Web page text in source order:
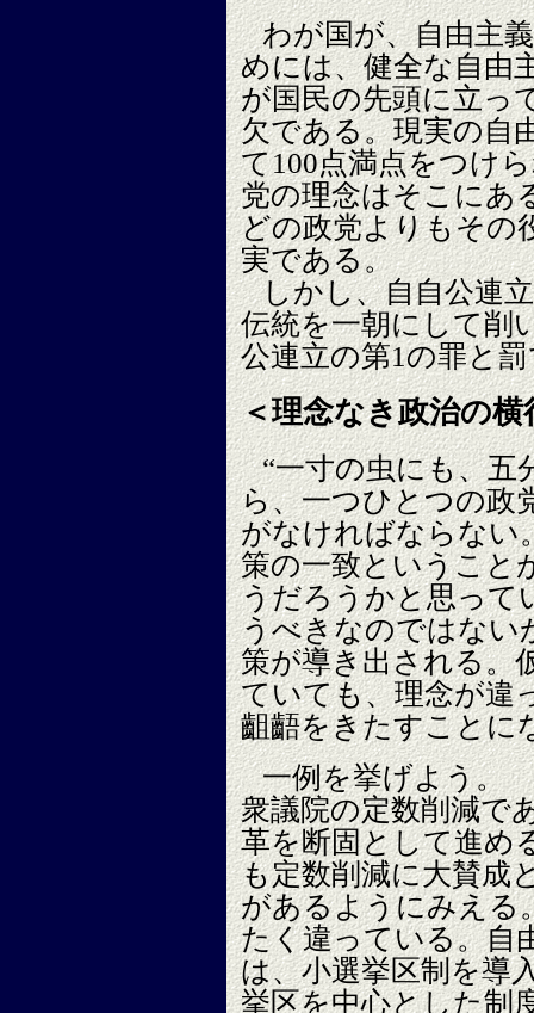
わが国が、自由主
めには、健全な自由
が国民の先頭に立っ
欠である。現実の自
て100点満点をつけ
党の理念はそこにあ
どの政党よりもその
実である。
しかし、自自公連
伝統を一朝にして削
公連立の第1の罪と
＜理念なき政治の横
“一寸の虫にも、五
ら、一つひとつの政
がなければならない
策の一致ということ
うだろうかと思って
うべきなのではない
策が導き出される。
ていても、理念が違
齟齬をきたすことに
一例を挙げよう。
衆議院の定数削減で
革を断固として進め
も定数削減に大賛成
があるようにみえる
たく違っている。自
は、小選挙区制を導
挙区を中心とした制